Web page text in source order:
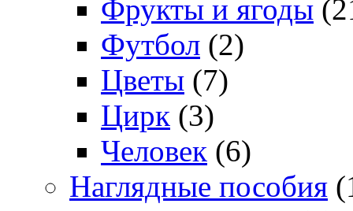
Фрукты и ягоды
Футбол (2)
Цветы (7)
Цирк (3)
Человек (6)
Наглядные пособия